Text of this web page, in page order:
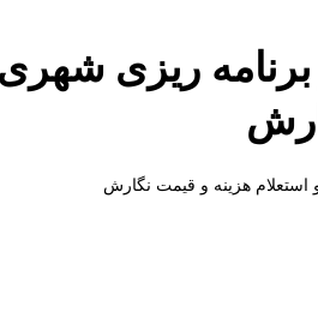
و برنامه ریزی